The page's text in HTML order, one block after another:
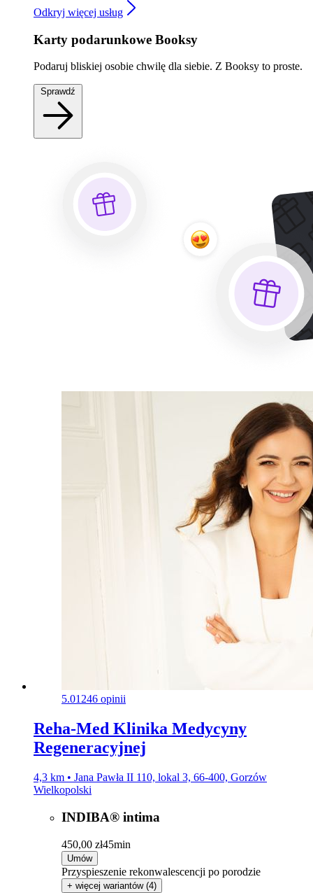
Odkryj więcej usług
Karty podarunkowe Booksy
Podaruj bliskiej osobie chwilę dla siebie. Z Booksy to proste.
5.01246 opinii
Reha-Med Klinika Medycyny
Regeneracyjnej
4,3 km • Jana Pawła II 110, lokal 3, 66-400, Gorzów
Wielkopolski
INDIBA® intima
450,00 zł45min
Umów
Przyspieszenie rekonwalescencji po porodzie
+ więcej wariantów (4)